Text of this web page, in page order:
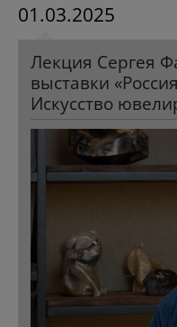
01.03.2025
Лекция Сергея
выставки
Искусство